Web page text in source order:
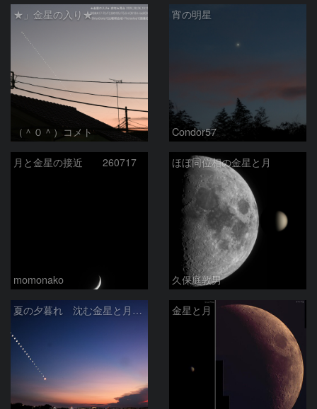
★」金星の入り★
（＾０＾）コメト
宵の明星
Condor57
月と金星の接近 260717
momonako
ほぼ同位相の金星と月
久保庭敦男
夏の夕暮れ 沈む金星と月 2026/7/20 金星と月